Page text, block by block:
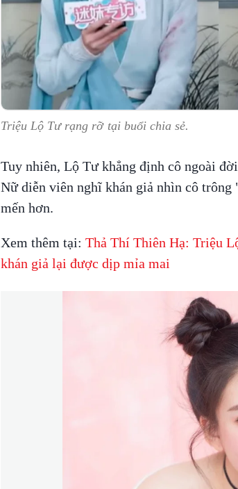
Triệu Lộ Tư rạng rỡ tại buổi chia sẻ.
Tuy nhiên, Lộ Tư khẳng định cô ngoài
Nữ diễn viên nghĩ khán giả nhìn cô trông
mến hơn.
Xem thêm tại: Thả Thí Thiên Hạ: Triệu
khán giả lại được dịp mỉa mai